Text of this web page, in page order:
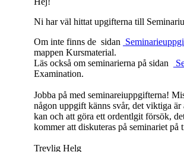
Ni har väl hittat upgifterna till
Om inte finns de sidan
mappen Kursmaterial.
Läs också om seminarierna på sidan
Examination.
Jobba på med seminareiuppgifterna!
någon uppgift känns svår, det viktiga är
kan och att göra ett ordentlgit försök,
kommer att diskuteras på seminariet på
Trevlig Helg